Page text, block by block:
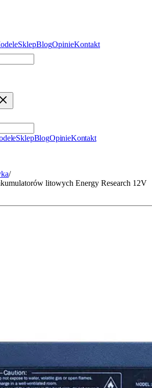
SklepBlogOpinieKontakt
SklepBlogOpinieKontakt
/
litowych Energy Research 12V